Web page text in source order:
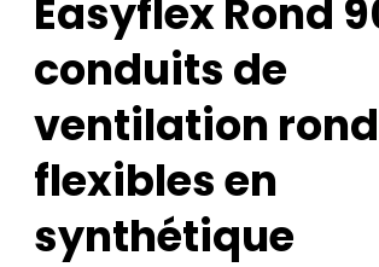
Easyflex Rond
conduits de
ventilation
flexibles en
synthétique